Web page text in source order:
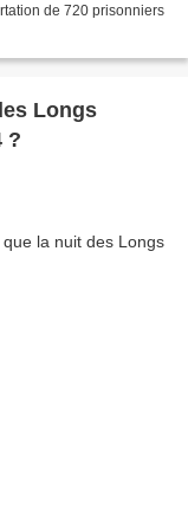
de 720 prisonniers
Longs
?